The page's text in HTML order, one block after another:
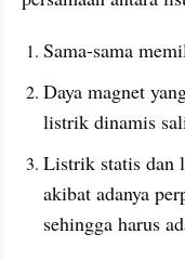
Sama-sama
Daya magnet
listrik dinamis
Listrik statis dan
akibat adanya
sehingga harus